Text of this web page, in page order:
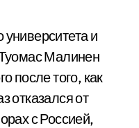
и
Туомас Малинен
после того, как
отказался от
с Россией,